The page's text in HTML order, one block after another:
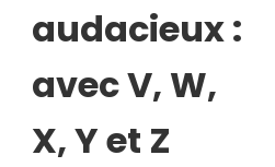
audacieux :
avec V, W,
X, Y et Z